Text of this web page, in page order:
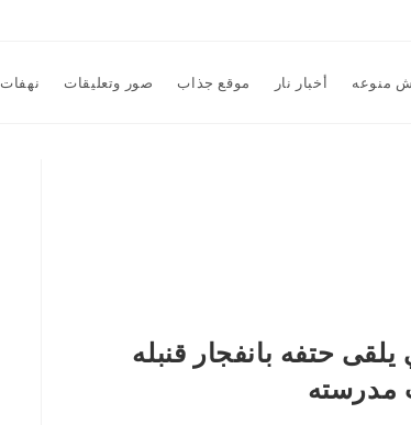
منوعه أخبار نار موقع جذاب صور وتعليقات نهفات
حتفه بانفجار قنبله
مدرسته